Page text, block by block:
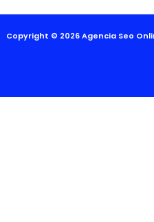
Copyright © 2026 Agencia Seo